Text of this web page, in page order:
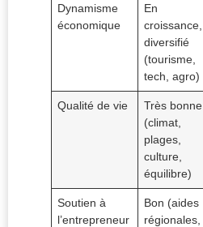
Dynamisme
économique
En
croissance,
diversifié
(tourisme,
tech, agro)
Qualité de vie
Très bonne
(climat,
plages,
culture,
équilibre)
Soutien à
l’entrepreneur
Bon (aides
régionales,